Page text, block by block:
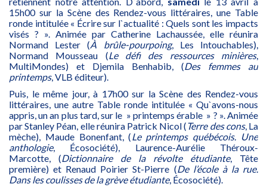
15h00 sur la Scène des Rendez-vous littéraires, une Table
ronde intitulée « Écrire sur l`actualité : Quels sont les impacts
visés ? ». Animée par Catherine Lachaussée, elle réunira
Normand Lester (À brûle-pourpoing, Les Intouchables),
Normand Mousseau (Le défi des ressources minières,
MultiMondes) et Djemila Benhabib, (Des femmes au
printemps, VLB éditeur).
Puis, le même jour, à 17h00 sur la Scène des Rendez-vous
littéraires, une autre Table ronde intitulée « Qu`avons-nous
appris, un an plus tard, sur le » printemps érable » ? ». Animée
par Stanley Péan, elle réunira Patrick Nicol (Terre des cons, La
mèche), Maude Bonenfant, (Le printemps québécois. Une
anthologie, Écosociété), Laurence-Aurélie Théroux-
Marcotte, (Dictionnaire de la révolte étudiante, Tête
première) et Renaud Poirier St-Pierre (De l’école à la rue.
Dans les coulisses de la grève étudiante, Écosociété).